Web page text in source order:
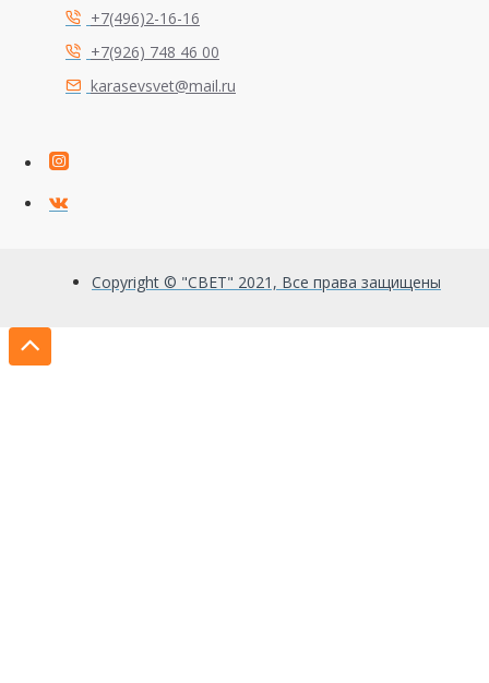
+7(496)2-16-16
+7(926) 748 46 00
karasevsvet@mail.ru
Copyright © "СВЕТ" 2021, Все права защищены